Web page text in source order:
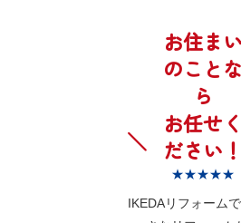
お住まい
のことな
ら
お任せく
ださい！
★★★★★
IKEDAリフォーム